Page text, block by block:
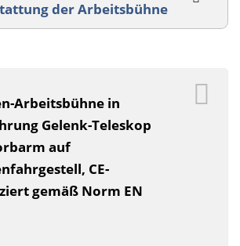
der Arbeitsbühne
Arbeitsbühne in
Gelenk-Teleskop
auf
CE-
gemäß Norm EN